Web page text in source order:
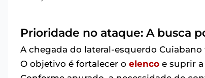
Prioridade no ataque: A busca
A chegada do lateral-esquerdo
O objetivo é fortalecer o elenco e suprir